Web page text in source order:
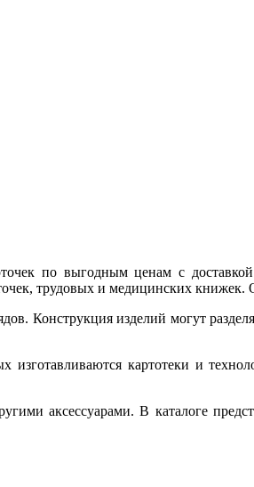
по выгодным ценам с
трудовых и медицинских
Конструкция изделий могут
изготавливаются картотеки и
аксессуарами. В каталоге